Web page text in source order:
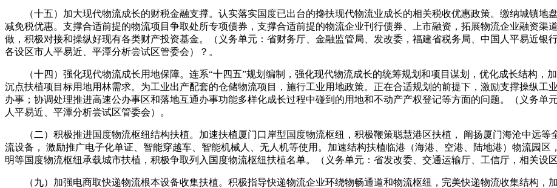
（十五）加大现代物流成长的财税金融支撑。认实落实国度已出台的搀扶现代物流业成长的相关税收优惠政策。缴纳城镇地
减免税优惠。支撑合适前提的物流项目争取处所专项债券，支撑合适前提的物流企业刊行债券、上市融资，拓展物流企业融资渠
做，积极对接和操纵好现有各类财产投资基金。（义务单元：省财务厅、金融监管局、发改委，福建省税务局、中国人平易近银
各设区市人平易近、平潭分析尝试区管委会）？。
（十四）强化现代物流成长用地保障。连系“十四五”规划编制，强化现代物流成长的统筹规划和项目谋划，优化成长结构，
沉点扶植项目标用地用林需求。为工业出产配套的仓储物流项目，施行工业用地政策。正在合适规划的前提下，激励支撑操纵工
办事；协调处理推进高速公办事区和落地互通办事功能多样化成长过程中碰到的用地和不动产产权登记等方面的问题。（义务单
人平易近、平潭分析尝试区管委会）。
（二）积极推进国度物流枢纽结构扶植。加速扶植厦门口岸型国度物流枢纽，积极鞭策聪慧港区扶植， 阐扬厦门海沧中远等
流设备， 激励推广电子化单证、智能穿越车、智能机械人、无人机等使用。加速结构扶植临港（海港、空港、陆地港）物流园
明等国度物流枢纽承载城市扶植，积极争取列入国度物流枢纽扶植名单。（义务单元：省发改委、交通运输厅、工信厅，相关设
（九）加强电商取快递物流根本设备收集扶植。积极指导快递物流企业环绕物畅通道和物流枢纽，完美快递物流收集结构，